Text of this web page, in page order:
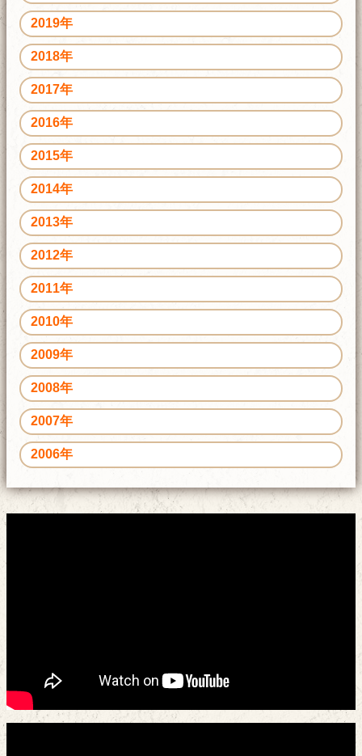
2019年
2018年
2017年
2016年
2015年
2014年
2013年
2012年
2011年
2010年
2009年
2008年
2007年
2006年